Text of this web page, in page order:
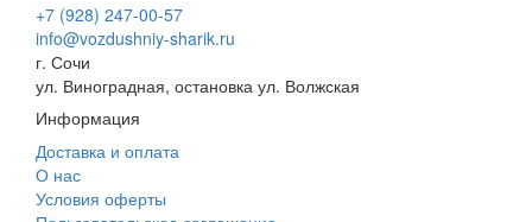
+7 (928) 247-00-57
info@vozdushniy-sharik.ru
г. Сочи
ул. Виноградная, остановка ул. Волжская
Информация
Доставка и оплата
О нас
Условия оферты